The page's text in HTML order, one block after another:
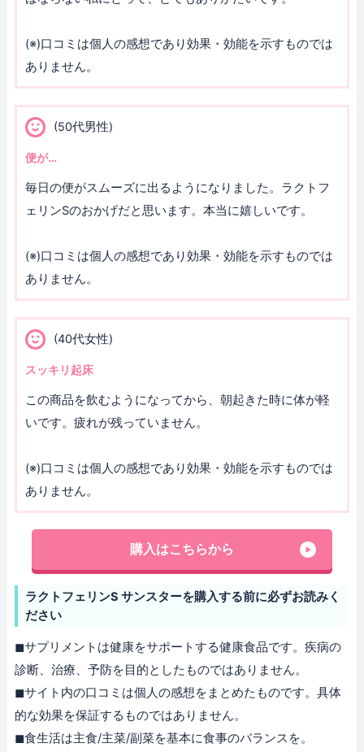
(※)口コミは個人の感想であり効果・効能を示すものでは
ありません。
(50代男性)
便が…
毎日の便がスムーズに出るようになりました。ラクトフ
ェリンSのおかげだと思います。本当に嬉しいです。
(※)口コミは個人の感想であり効果・効能を示すものでは
ありません。
(40代女性)
スッキリ起床
この商品を飲むようになってから、朝起きた時に体が軽
いです。疲れが残っていません。
(※)口コミは個人の感想であり効果・効能を示すものでは
ありません。
購入はこちらから
ラクトフェリンS サンスターを購入する前に必ずお読みく
ださい
◼︎サプリメントは健康をサポートする健康食品です。疾病の
診断、治療、予防を目的としたものではありません。
◼︎サイト内の口コミは個人の感想をまとめたものです。具体
的な効果を保証するものではありません。
◼︎食生活は主食/主菜/副菜を基本に食事のバランスを。